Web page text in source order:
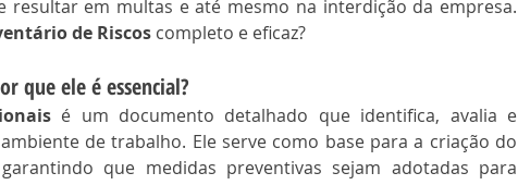
resultar em multas e até mesmo na interdição da empresa.
de Riscos completo e eficaz?
que ele é essencial?
é um documento detalhado que identifica, avalia e
que medidas preventivas sejam adotadas para